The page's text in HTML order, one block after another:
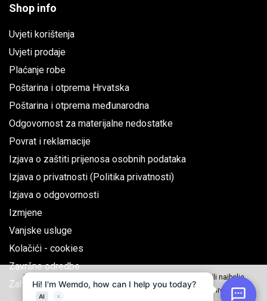
Shop info
Uvjeti korištenja
Uvjeti prodaje
Plaćanje robe
Poštarina i otprema Hrvatska
Poštarina i otprema međunarodna
Odgovornost za materijalne nedostatke
Povrat i reklamacije
Izjava o zaštiti prijenosa osobnih podataka
Izjava o privatnosti (Politika privatnosti)
Izjava o odgovornosti
Izmjene
Vanjske usluge
Kolačići - cookies
Završne odredbe
Zahtjev za jednostrani raskid ugovora
Naše web stranice koriste kolačiće kako bi Vama omogućili najbolje
korisničko iskustvo, za analizu i korištenje društvenih mreža.